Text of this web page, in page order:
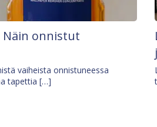
Näin onnistut
vaiheista onnistuneessa
tapettia […]